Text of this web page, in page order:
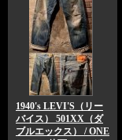
1940's LEVI'S（リー
バイス） 501XX（ダ
ブルエックス） / ONE